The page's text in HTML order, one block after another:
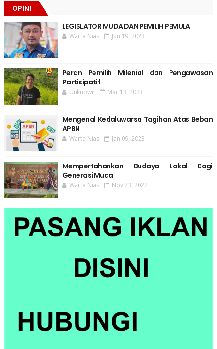
OPINI
LEGISLATOR MUDA DAN PEMILIH PEMULA
Warta Nias Jun 19, 2023
Peran Pemilih Milenial dan Pengawasan
Partisipatif
Unknown Mar 18, 2023
Mengenal Kedaluwarsa Tagihan Atas Beban
APBN
Warta Nias Jan 09, 2023
Mempertahankan Budaya Lokal Bagi
Generasi Muda
Warta Nias Nov 23, 2022